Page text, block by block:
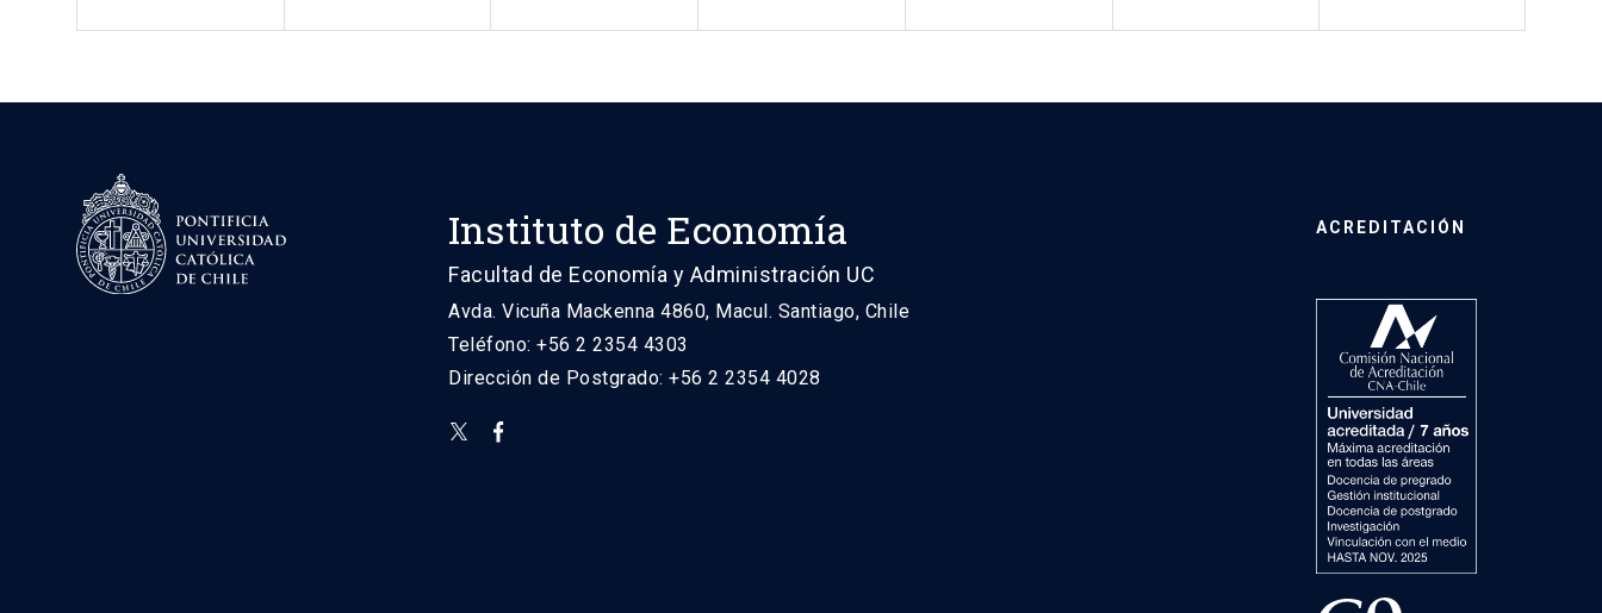
Instituto de Economía
Facultad de Economía y Administración UC
Avda. Vicuña Mackenna 4860, Macul. Santiago, Chile
Teléfono: +56 2 2354 4303
Dirección de Postgrado: +56 2 2354 4028
ACREDITACIÓN